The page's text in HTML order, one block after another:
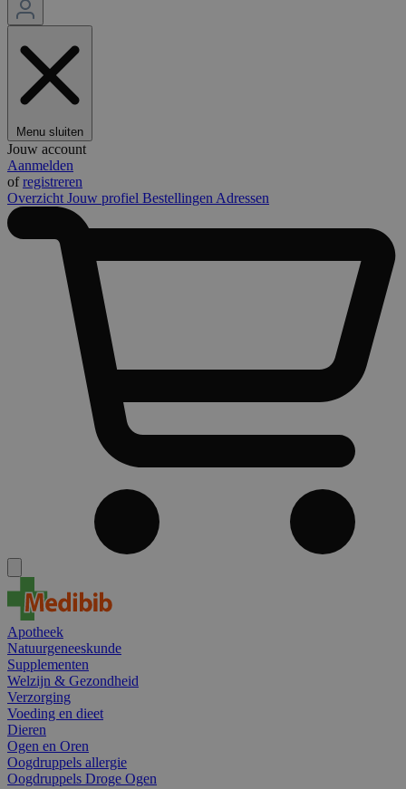
Menu sluiten
Jouw account
Aanmelden
ofregistreren
Overzicht Jouw profiel Bestellingen Adressen
Apotheek
Natuurgeneeskunde
Supplementen
Welzijn & Gezondheid
Verzorging
Voeding en dieet
Dieren
Ogen en Oren
Oogdruppels allergie
Oogdruppels Droge Ogen